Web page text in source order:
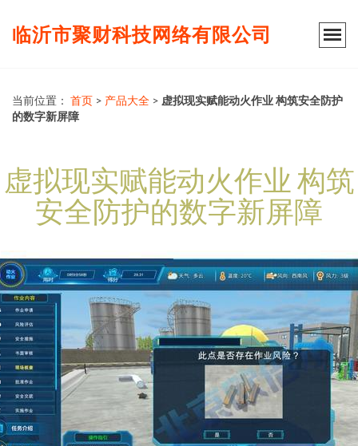
临沂市聚财科技网络有限公司
当前位置： 首页 > 产品大全 > 虚拟现实赋能动火作业 构筑安全防护
的数字新屏障
虚拟现实赋能动火作业 构筑
安全防护的数字新屏障